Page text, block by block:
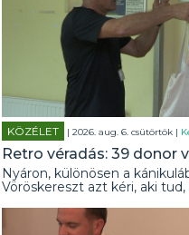
KÖZÉLET | 2026. aug. 6. csütörtök |
Retro véradás: 39 donor
Nyáron, különösen a
Vöröskereszt azt kéri, aki